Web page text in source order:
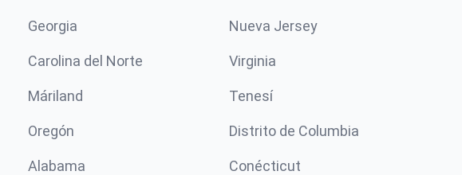
Georgia Nueva Jersey
Carolina del Norte Virginia
Máriland Tenesí
Oregón Distrito de Columbia
Alabama Conécticut